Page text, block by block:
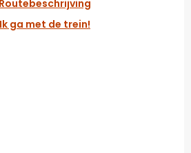
Routebeschrijving
Ik ga met de trein!